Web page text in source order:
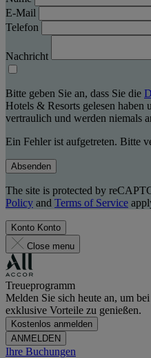
E-Mail
Telefon
Nachricht
Bitte geben Sie an, dass Sie die
Hotels & Resorts gelesen haben
vertraulich und werden niemals
Ein Fehler ist aufgetreten. Bitte
Absenden
The site is protected by
Policy and Terms of Service
Konto Konto
Close menu
Treueprogramm
Melden Sie sich heute an, um
exklusive Vorteile zu genießen.
Kostenlos anmelden
ANMELDEN
Ihre Buchungen